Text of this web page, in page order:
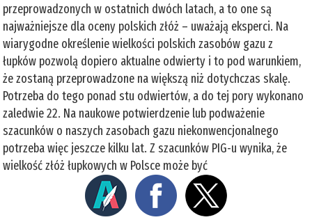
przeprowadzonych w ostatnich dwóch latach, a to one są
najważniejsze dla oceny polskich złóż – uważają eksperci. Na
wiarygodne określenie wielkości polskich zasobów gazu z
łupków pozwolą dopiero aktualne odwierty i to pod warunkiem,
że zostaną przeprowadzone na większą niż dotychczas skalę.
Potrzeba do tego ponad stu odwiertów, a do tej pory wykonano
zaledwie 22. Na naukowe potwierdzenie lub podważenie
szacunków o naszych zasobach gazu niekonwencjonalnego
potrzeba więc jeszcze kilku lat. Z szacunków PIG-u wynika, że
wielkość złóż łupkowych w Polsce może być